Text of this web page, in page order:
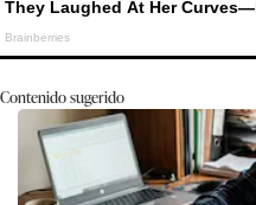
Contenido sugerido